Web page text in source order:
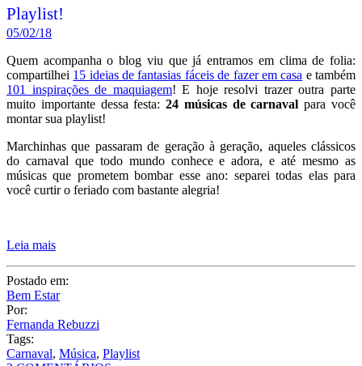
Playlist!
05/02/18
Quem acompanha o blog viu que já entramos em clima de folia:
compartilhei 15 ideias de fantasias fáceis de fazer em casa e também
101 inspirações de maquiagem! E hoje resolvi trazer outra parte
muito importante dessa festa:24 músicas de carnavalpara você
montar sua playlist!
Marchinhas que passaram de geração à geração, aqueles clássicos
do carnaval que todo mundo conhece e adora, e até mesmo as
músicas que prometem bombar esse ano: separei todas elas para
você curtir o feriado com bastante alegria!
Leia mais
Postado em:
Bem Estar
Por:
Fernanda Rebuzzi
Tags:
Carnaval, Música, Playlist